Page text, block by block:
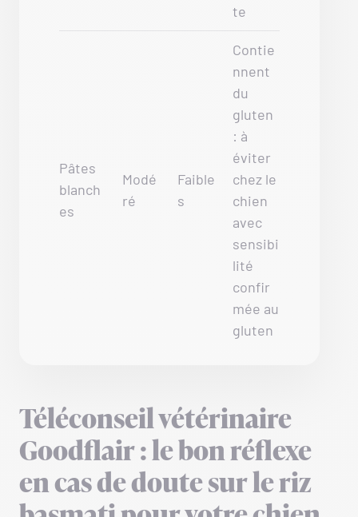
te
Pâtes
blanch
es
Modé
ré
Faible
s
Contie
nnent
du
gluten
: à
éviter
chez le
chien
avec
sensibi
lité
confir
mée au
gluten
Téléconseil vétérinaire
Goodflair : le bon réflexe
en cas de doute sur le riz